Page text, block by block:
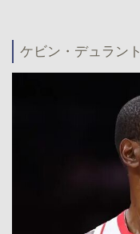
ケビン・デュラント